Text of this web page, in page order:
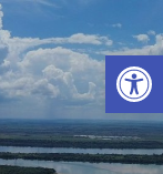
Barra de Ferramentas Aberta